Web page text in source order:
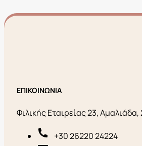
ΕΠΙΚΟΙΝΩΝΙΑ
Φιλικής Εταιρείας 23, Αμαλιάδα,
+30 26220 24224